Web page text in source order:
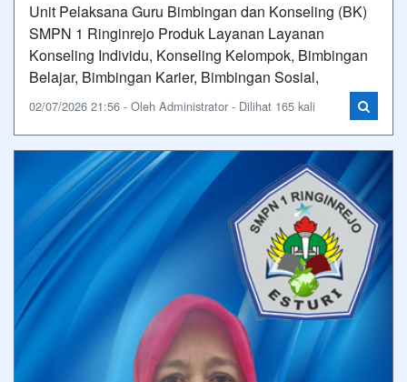
Unit Pelaksana Guru Bimbingan dan Konseling (BK)
SMPN 1 Ringinrejo Produk Layanan Layanan
Konseling Individu, Konseling Kelompok, Bimbingan
Belajar, Bimbingan Karier, Bimbingan Sosial,
02/07/2026 21:56 - Oleh Administrator - Dilihat 165 kali